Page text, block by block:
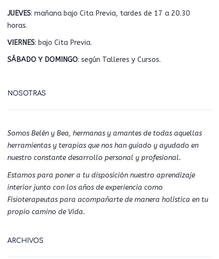
JUEVES: mañana bajo Cita Previa, tardes de 17 a 20.30
horas.
VIERNES: bajo Cita Previa.
SÁBADO Y DOMINGO: según Talleres y Cursos.
NOSOTRAS
Somos Belén y Bea, hermanas y amantes de todas aquellas
herramientas y terapias que nos han guiado y ayudado en
nuestro constante desarrollo personal y profesional.
Estamos para poner a tu disposición nuestro aprendizaje
interior junto con los años de experiencia como
Fisioterapeutas para acompañarte de manera holística en tu
propio camino de Vida.
ARCHIVOS